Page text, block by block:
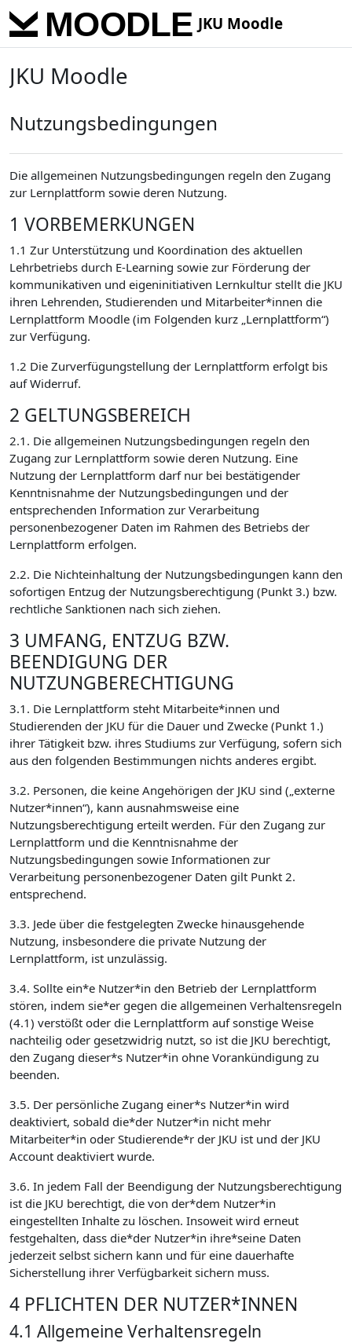
Skip to main content
JKU Moodle
JKU Moodle
Nutzungsbedingungen
Die allgemeinen Nutzungsbedingungen regeln den Zugang
zur Lernplattform sowie deren Nutzung.
1 VORBEMERKUNGEN
1.1 Zur Unterstützung und Koordination des aktuellen
Lehrbetriebs durch E-Learning sowie zur Förderung der
kommunikativen und eigeninitiativen Lernkultur stellt die JKU
ihren Lehrenden, Studierenden und Mitarbeiter*innen die
Lernplattform Moodle (im Folgenden kurz „Lernplattform“)
zur Verfügung.
1.2 Die Zurverfügungstellung der Lernplattform erfolgt bis
auf Widerruf.
2 GELTUNGSBEREICH
2.1. Die allgemeinen Nutzungsbedingungen regeln den
Zugang zur Lernplattform sowie deren Nutzung. Eine
Nutzung der Lernplattform darf nur bei bestätigender
Kenntnisnahme der Nutzungsbedingungen und der
entsprechenden Information zur Verarbeitung
personenbezogener Daten im Rahmen des Betriebs der
Lernplattform erfolgen.
2.2. Die Nichteinhaltung der Nutzungsbedingungen kann den
sofortigen Entzug der Nutzungsberechtigung (Punkt 3.) bzw.
rechtliche Sanktionen nach sich ziehen.
3 UMFANG, ENTZUG BZW.
BEENDIGUNG DER
NUTZUNGBERECHTIGUNG
3.1. Die Lernplattform steht Mitarbeite*innen und
Studierenden der JKU für die Dauer und Zwecke (Punkt 1.)
ihrer Tätigkeit bzw. ihres Studiums zur Verfügung, sofern sich
aus den folgenden Bestimmungen nichts anderes ergibt.
3.2. Personen, die keine Angehörigen der JKU sind („externe
Nutzer*innen“), kann ausnahmsweise eine
Nutzungsberechtigung erteilt werden. Für den Zugang zur
Lernplattform und die Kenntnisnahme der
Nutzungsbedingungen sowie Informationen zur
Verarbeitung personenbezogener Daten gilt Punkt 2.
entsprechend.
3.3. Jede über die festgelegten Zwecke hinausgehende
Nutzung, insbesondere die private Nutzung der
Lernplattform, ist unzulässig.
3.4. Sollte ein*e Nutzer*in den Betrieb der Lernplattform
stören, indem sie*er gegen die allgemeinen Verhaltensregeln
(4.1) verstößt oder die Lernplattform auf sonstige Weise
nachteilig oder gesetzwidrig nutzt, so ist die JKU berechtigt,
den Zugang dieser*s Nutzer*in ohne Vorankündigung zu
beenden.
3.5. Der persönliche Zugang einer*s Nutzer*in wird
deaktiviert, sobald die*der Nutzer*in nicht mehr
Mitarbeiter*in oder Studierende*r der JKU ist und der JKU
Account deaktiviert wurde.
3.6. In jedem Fall der Beendigung der Nutzungsberechtigung
ist die JKU berechtigt, die von der*dem Nutzer*in
eingestellten Inhalte zu löschen. Insoweit wird erneut
festgehalten, dass die*der Nutzer*in ihre*seine Daten
jederzeit selbst sichern kann und für eine dauerhafte
Sicherstellung ihrer Verfügbarkeit sichern muss.
4 PFLICHTEN DER NUTZER*INNEN
4.1 Allgemeine Verhaltensregeln